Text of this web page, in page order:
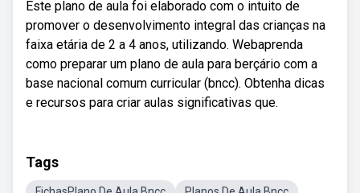
Este plano de aula foi elaborado com o intuito de
promover o desenvolvimento integral das crianças na
faixa etária de 2 a 4 anos, utilizando. Webaprenda
como preparar um plano de aula para berçário com a
base nacional comum curricular (bncc). Obtenha dicas
e recursos para criar aulas significativas que.
Tags